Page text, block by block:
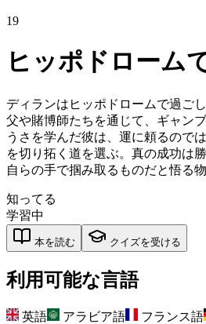
19
ヒッポドローム
ディランはヒッポドロームで過ご
父や賭博師たちを通じて、ギャン
うさを学んだ彼は、運に頼るので
を切り拓く道を選ぶ。真の成功は
自らの手で掴み取るものだと悟る物
知ってる
学習中
本を読む クイズを受ける
利用可能な言語
英語 アラビア語 フランス語